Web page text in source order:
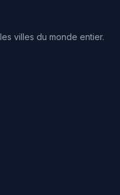
villes du monde entier.